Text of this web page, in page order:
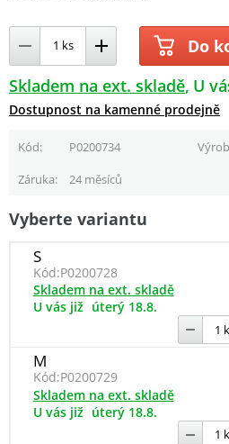
Do
Skladem na ext. skladě U
Dostupnost na kamenné prodejně
Kód P0200734
Záruka
24 měsíců
Vyberte variantu
S
Kód:P0200728
Skladem na ext. skladě
U vás již úterý 18.8.
M
Kód:P0200729
Skladem na ext. skladě
U vás již úterý 18.8.